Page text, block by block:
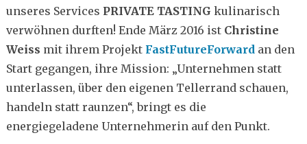
unseres Services PRIVATE TASTING kulinarisch
verwöhnen durften! Ende März 2016 ist Christine
Weiss mit ihrem Projekt FastFutureForward an den
Start gegangen, ihre Mission: „Unternehmen statt
unterlassen, über den eigenen Tellerrand schauen,
handeln statt raunzen“, bringt es die
energiegeladene Unternehmerin auf den Punkt.